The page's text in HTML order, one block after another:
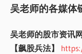
吴老师的各媒体
吴老师的股市资讯
【飙股兵法】